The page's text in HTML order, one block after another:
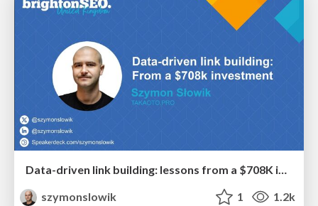
Data-driven link building: lessons from a $708K investment (BrightonSEO talk)
szymonslowik
1 1.2k